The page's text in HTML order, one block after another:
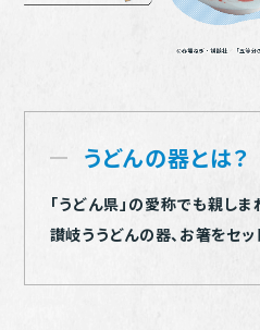
うどんの器とは？
「うどん県」の愛称でも親し
讃岐ううどんの器、お箸をセッ